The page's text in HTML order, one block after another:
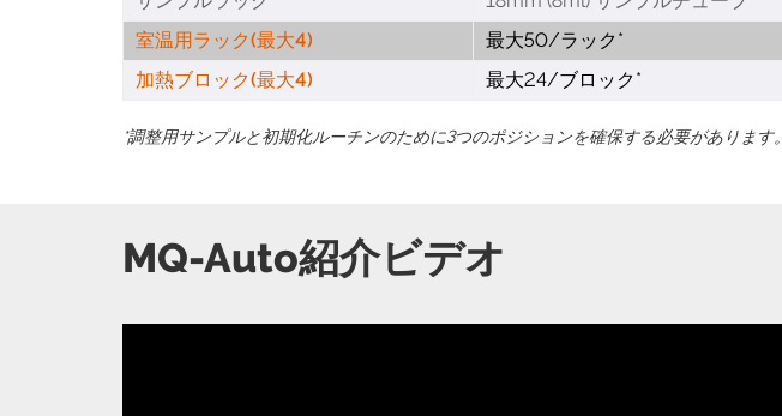
室温用ラック(最大4)
最大50/ラック*
加熱ブロック(最大4)
最大24/ブロック*
*調整用サンプルと初期化ルーチンのために3つのポジションを確保する必要があります。
MQ-Auto紹介ビデオ